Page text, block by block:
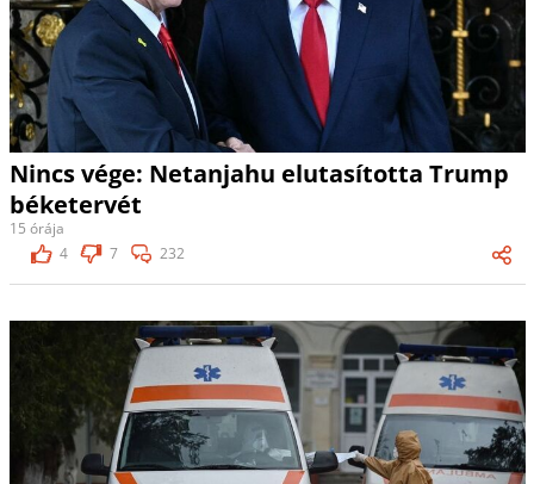
Nincs vége: Netanjahu elutasította Trump
béketervét
15 órája
4
7 232